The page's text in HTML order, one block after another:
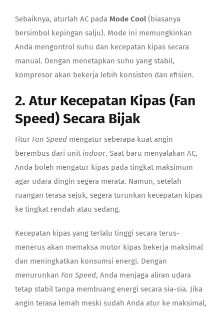
Sebaiknya, aturlah AC pada Mode Cool(biasanya
bersimbol kepingan salju). Mode ini memungkinkan
Anda mengontrol suhu dan kecepatan kipas secara
manual. Dengan menetapkan suhu yang stabil,
kompresor akan bekerja lebih konsisten dan efisien.
2. Atur Kecepatan Kipas (Fan
Speed) Secara Bijak
Fitur Fan Speed mengatur seberapa kuat angin
berembus dari unit indoor. Saat baru menyalakan AC,
Anda boleh mengatur kipas pada tingkat maksimum
agar udara dingin segera merata. Namun, setelah
ruangan terasa sejuk, segera turunkan kecepatan kipas
ke tingkat rendah atau sedang.
Kecepatan kipas yang terlalu tinggi secara terus-
menerus akan memaksa motor kipas bekerja maksimal
dan meningkatkan konsumsi energi. Dengan
menurunkan Fan Speed, Anda menjaga aliran udara
tetap stabil tanpa membuang energi secara sia-sia. Jika
angin terasa lemah meski sudah Anda atur ke maksimal,